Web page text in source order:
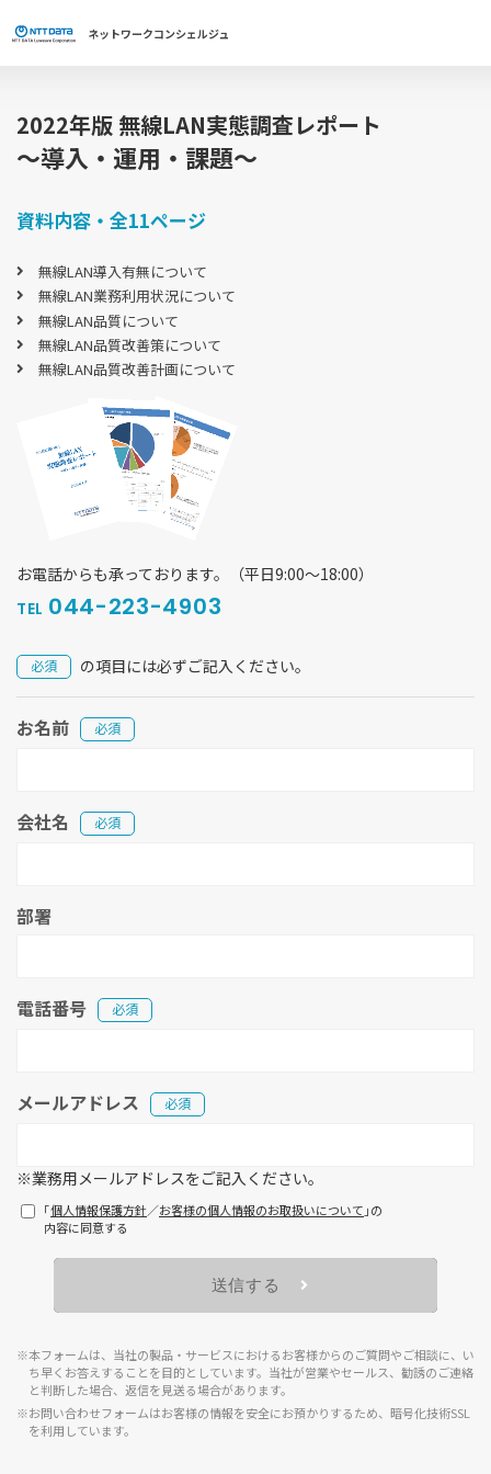
ネットワークコンシェルジュ
2022年版 無線LAN実態調査レポート
～導入・運用・課題～
資料内容・全11ページ
無線LAN導入有無について
無線LAN業務利用状況について
無線LAN品質について
無線LAN品質改善策について
無線LAN品質改善計画について
お電話からも承っております。（平日9:00〜18:00）
TEL 044-223-4903
必須 の項目には必ずご記入ください。
お名前 必須
会社名 必須
部署
電話番号 必須
メールアドレス 必須
※業務用メールアドレスをご記入ください。
「個人情報保護方針／お客様の個人情報のお取扱いについて 」の
内容に同意する
※本フォームは、当社の製品・サービスにおけるお客様からのご質問やご相談に、い
ち早くお答えすることを目的としています。当社が営業やセールス、勧誘のご連絡
と判断した場合、返信を見送る場合があります。
※お問い合わせフォームはお客様の情報を安全にお預かりするため、暗号化技術SSL
を利用しています。